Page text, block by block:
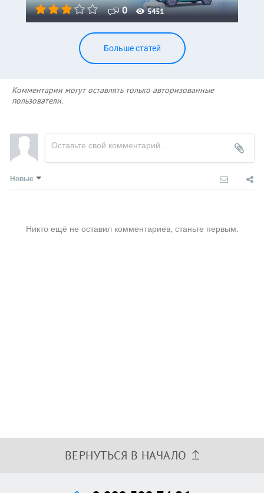
0 5451
Больше статей
Комментарии могут оставлять только авторизованные
пользователи.
Новые
Никто ещё не оставил комментариев, станьте первым.
ВЕРНУТЬСЯ В НАЧАЛО